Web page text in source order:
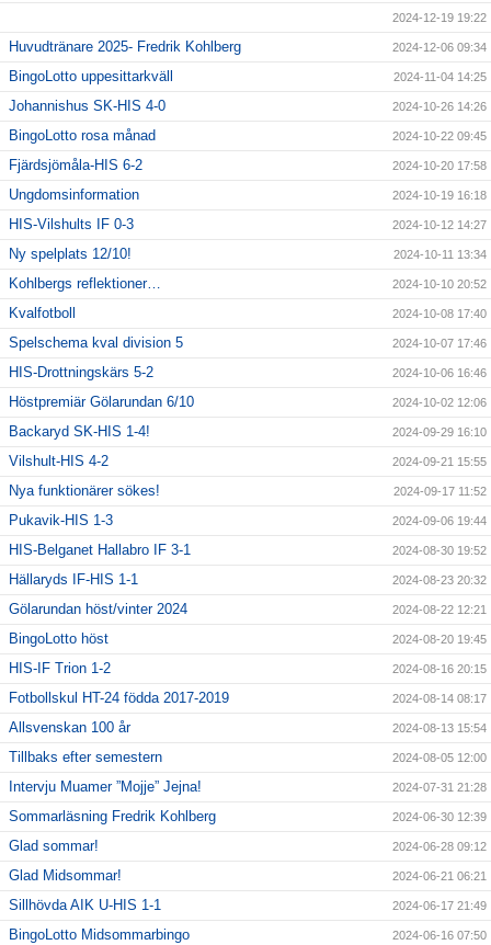
2024-12-19 19:22
Huvudtränare 2025- Fredrik Kohlberg 2024-12-06 09:34
BingoLotto uppesittarkväll 2024-11-04 14:25
Johannishus SK-HIS 4-0 2024-10-26 14:26
BingoLotto rosa månad 2024-10-22 09:45
Fjärdsjömåla-HIS 6-2 2024-10-20 17:58
Ungdomsinformation 2024-10-19 16:18
HIS-Vilshults IF 0-3 2024-10-12 14:27
Ny spelplats 12/10! 2024-10-11 13:34
Kohlbergs reflektioner… 2024-10-10 20:52
Kvalfotboll 2024-10-08 17:40
Spelschema kval division 5 2024-10-07 17:46
HIS-Drottningskärs 5-2 2024-10-06 16:46
Höstpremiär Gölarundan 6/10 2024-10-02 12:06
Backaryd SK-HIS 1-4! 2024-09-29 16:10
Vilshult-HIS 4-2 2024-09-21 15:55
Nya funktionärer sökes! 2024-09-17 11:52
Pukavik-HIS 1-3 2024-09-06 19:44
HIS-Belganet Hallabro IF 3-1 2024-08-30 19:52
Hällaryds IF-HIS 1-1 2024-08-23 20:32
Gölarundan höst/vinter 2024 2024-08-22 12:21
BingoLotto höst 2024-08-20 19:45
HIS-IF Trion 1-2 2024-08-16 20:15
Fotbollskul HT-24 födda 2017-2019 2024-08-14 08:17
Allsvenskan 100 år 2024-08-13 15:54
Tillbaks efter semestern 2024-08-05 12:00
Intervju Muamer ”Mojje” Jejna! 2024-07-31 21:28
Sommarläsning Fredrik Kohlberg 2024-06-30 12:39
Glad sommar! 2024-06-28 09:12
Glad Midsommar! 2024-06-21 06:21
Sillhövda AIK U-HIS 1-1 2024-06-17 21:49
BingoLotto Midsommarbingo 2024-06-16 07:50